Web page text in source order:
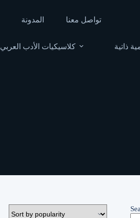
المدونة تواصل معنا
كلاسيكيات الأدب العربي ذاتية